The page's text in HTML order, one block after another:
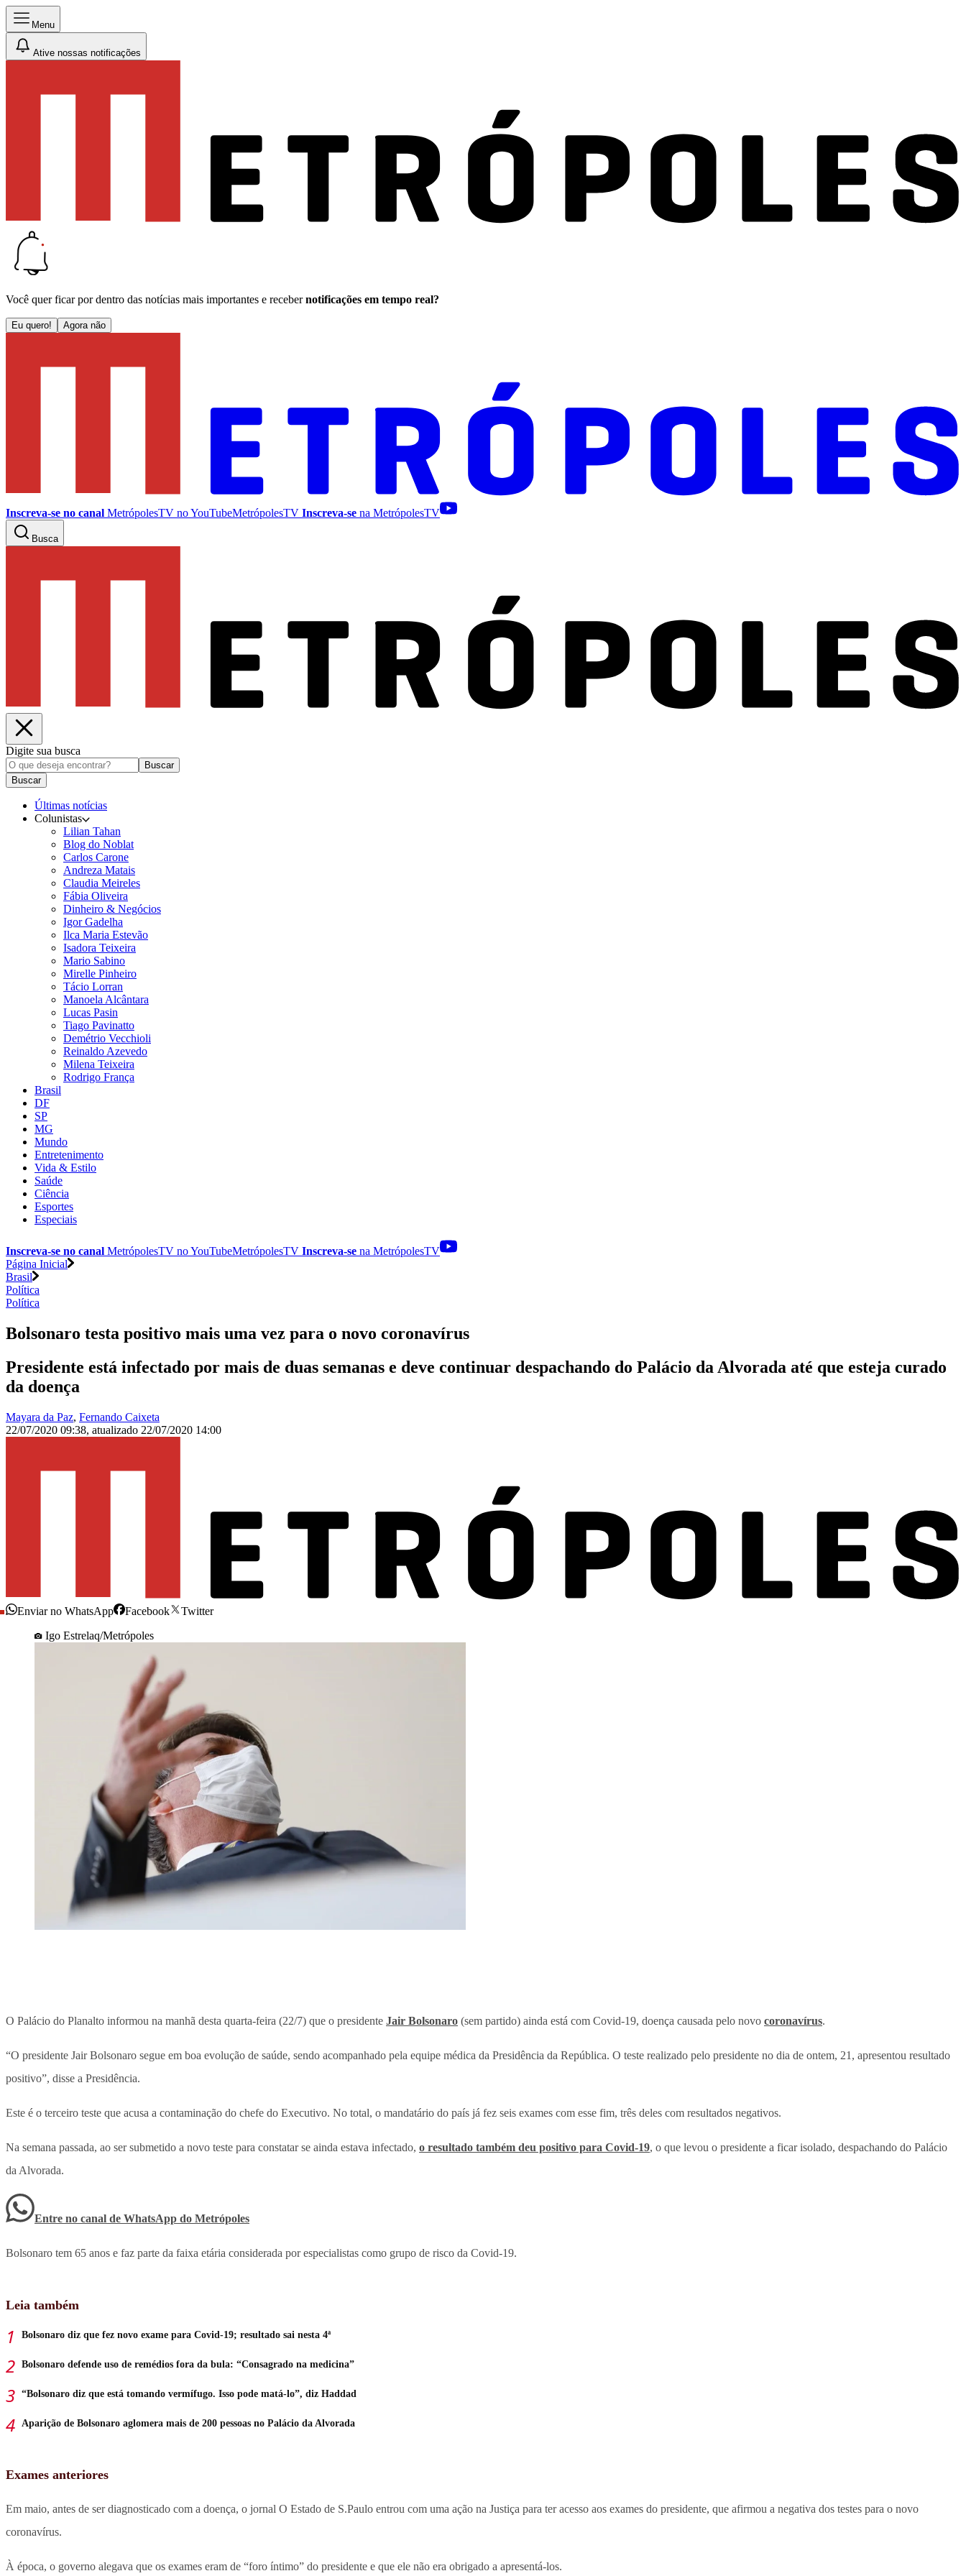
Menu
Ative nossas notificações
Você quer ficar por dentro das notícias mais importantes e receber notificações em tempo real?
Eu quero! Agora não
Inscreva-se no canal MetrópolesTV noYouTubeMetrópolesTV Inscreva-se na MetrópolesTV
Busca
Digite sua busca
Buscar
Buscar
Últimas notícias
Colunistas
Lilian Tahan
Blog do Noblat
Carlos Carone
Andreza Matais
Claudia Meireles
Fábia Oliveira
Dinheiro & Negócios
Igor Gadelha
Ilca Maria Estevão
Isadora Teixeira
Mario Sabino
Mirelle Pinheiro
Tácio Lorran
Manoela Alcântara
Lucas Pasin
Tiago Pavinatto
Demétrio Vecchioli
Reinaldo Azevedo
Milena Teixeira
Rodrigo França
Brasil
DF
SP
MG
Mundo
Entretenimento
Vida & Estilo
Saúde
Ciência
Esportes
Especiais
Inscreva-se no canal MetrópolesTV noYouTubeMetrópolesTV Inscreva-se na MetrópolesTV
Página Inicial
Brasil
Política
Política
Bolsonaro testa positivo mais uma vez para o novo coronavírus
Presidente está infectado por mais de duas semanas e deve continuar despachando do Palácio da Alvorada até que esteja curado
da doença
Mayara da Paz, Fernando Caixeta
22/07/2020 09:38, atualizado 22/07/2020 14:00
Enviar no WhatsApp Facebook
Twitter
Igo Estrelaq/Metrópoles
O Palácio do Planalto informou na manhã desta quarta-feira (22/7) que o presidente Jair Bolsonaro (sem partido) ainda está com Covid-19, doença causada pelo novo coronavírus.
“O presidente Jair Bolsonaro segue em boa evolução de saúde, sendo acompanhado pela equipe médica da Presidência da República. O teste realizado pelo presidente no dia de ontem, 21, apresentou resultado
positivo”, disse a Presidência.
Este é o terceiro teste que acusa a contaminação do chefe do Executivo. No total, o mandatário do país já fez seis exames com esse fim, três deles com resultados negativos.
Na semana passada, ao ser submetido a novo teste para constatar se ainda estava infectado, o resultado também deu positivo para Covid-19, o que levou o presidente a ficar isolado, despachando do Palácio
da Alvorada.
Entre no canal de WhatsApp do Metrópoles
Bolsonaro tem 65 anos e faz parte da faixa etária considerada por especialistas como grupo de risco da Covid-19.
Leia também
Bolsonaro diz que fez novo exame para Covid-19; resultado sai nesta 4ª
Bolsonaro defende uso de remédios fora da bula: “Consagrado na medicina”
“Bolsonaro diz que está tomando vermífugo. Isso pode matá-lo”, diz Haddad
Aparição de Bolsonaro aglomera mais de 200 pessoas no Palácio da Alvorada
Exames anteriores
Em maio, antes de ser diagnosticado com a doença, o jornal O Estado de S.Paulo entrou com uma ação na Justiça para ter acesso aos exames do presidente, que afirmou a negativa dos testes para o novo
coronavírus.
À época, o governo alegava que os exames eram de “foro íntimo” do presidente e que ele não era obrigado a apresentá-los.